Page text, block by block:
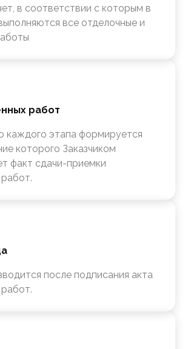
в соответствии с которым в
все отделочные и
работ
каждого этапа формируется
которого Заказчиком
факт сдачи-приемки
после подписания акта